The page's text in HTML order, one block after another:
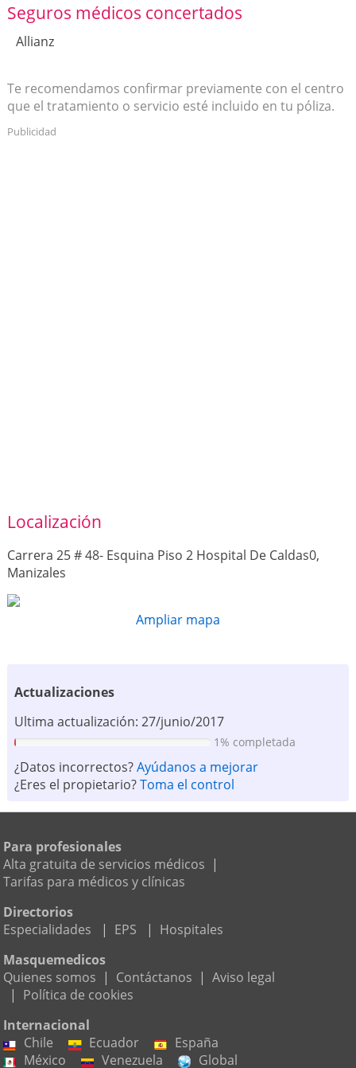
Seguros médicos concertados
Allianz
Te recomendamos confirmar previamente con el centro
que el tratamiento o servicio esté incluido en tu póliza.
Publicidad
Localización
Carrera 25 # 48- Esquina Piso 2 Hospital De Caldas0,
Manizales
Ampliar mapa
Actualizaciones
Ultima actualización: 27/junio/2017
1% completada
¿Datos incorrectos?Ayúdanos a mejorar
¿Eres el propietario?Toma el control
Para profesionales
Alta gratuita de servicios médicos |
Tarifas para médicos y clínicas
Directorios
Especialidades
| EPS | Hospitales
Masquemedicos
Quienes somos | Contáctanos | Aviso legal
| Política de cookies
Internacional
Chile
Ecuador
España
México
Venezuela Global